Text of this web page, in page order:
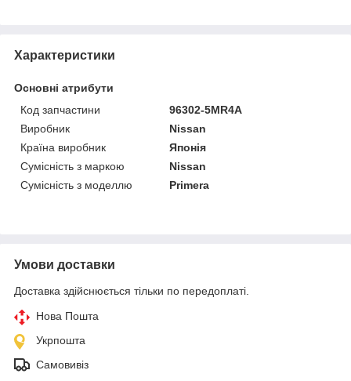
Характеристики
Основні атрибути
Код запчастини
96302-5MR4A
Виробник
Nissan
Країна виробник
Японія
Сумісність з маркою
Nissan
Сумісність з моделлю
Primera
Умови доставки
Доставка здійснюється тільки по передоплаті.
Нова Пошта
Укрпошта
Самовивіз